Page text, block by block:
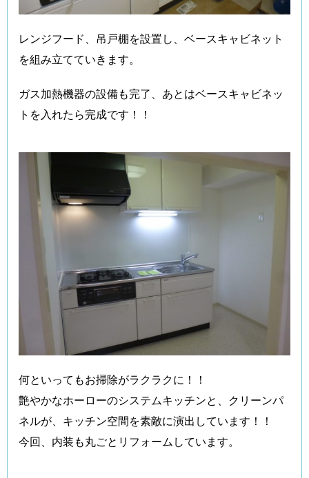
レンジフード、吊戸棚を設置し、ベースキャビネット
を組み立てていきます。
ガス加熱機器の設備も完了、あとはベースキャビネッ
トを入れたら完成です！！
何といってもお掃除がラクラクに！！
艶やかなホーローのシステムキッチンと、クリーンパ
ネルが、キッチン空間を素敵に演出しています！！
今回、内装も丸ごとリフォームしています。